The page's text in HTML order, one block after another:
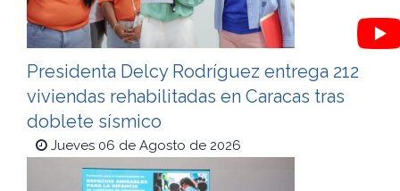
Presidenta Delcy Rodríguez entrega 212
viviendas rehabilitadas en Caracas tras
doblete sísmico
Jueves 06 de Agosto de 2026